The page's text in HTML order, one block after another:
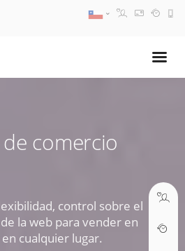
comercio
control sobre el
la web para vender en
cualquier lugar.
A 18:30 PM
ABRIR TICKET